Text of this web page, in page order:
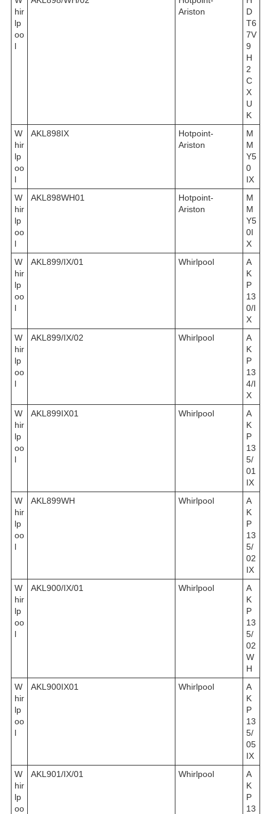
hir
lp
oo
l
Ariston
D
T6
7V
9
H
2
C
X
U
K
W
hir
lp
oo
l
AKL898IX
Hotpoint-
Ariston
M
M
Y5
0
IX
W
hir
lp
oo
l
AKL898WH01
Hotpoint-
Ariston
M
M
Y5
0I
X
W
hir
lp
oo
l
AKL899/IX/01 Whirlpool
A
K
P
13
0/I
X
W
hir
lp
oo
l
AKL899/IX/02 Whirlpool
A
K
P
13
4/I
X
W
hir
lp
oo
l
AKL899IX01 Whirlpool
A
K
P
13
5/
01
IX
W
hir
lp
oo
l
AKL899WH Whirlpool
A
K
P
13
5/
02
IX
W
hir
lp
oo
l
AKL900/IX/01 Whirlpool
A
K
P
13
5/
02
W
H
W
hir
lp
oo
l
AKL900IX01 Whirlpool
A
K
P
13
5/
05
IX
W
hir
lp
oo
AKL901/IX/01 Whirlpool
A
K
P
13